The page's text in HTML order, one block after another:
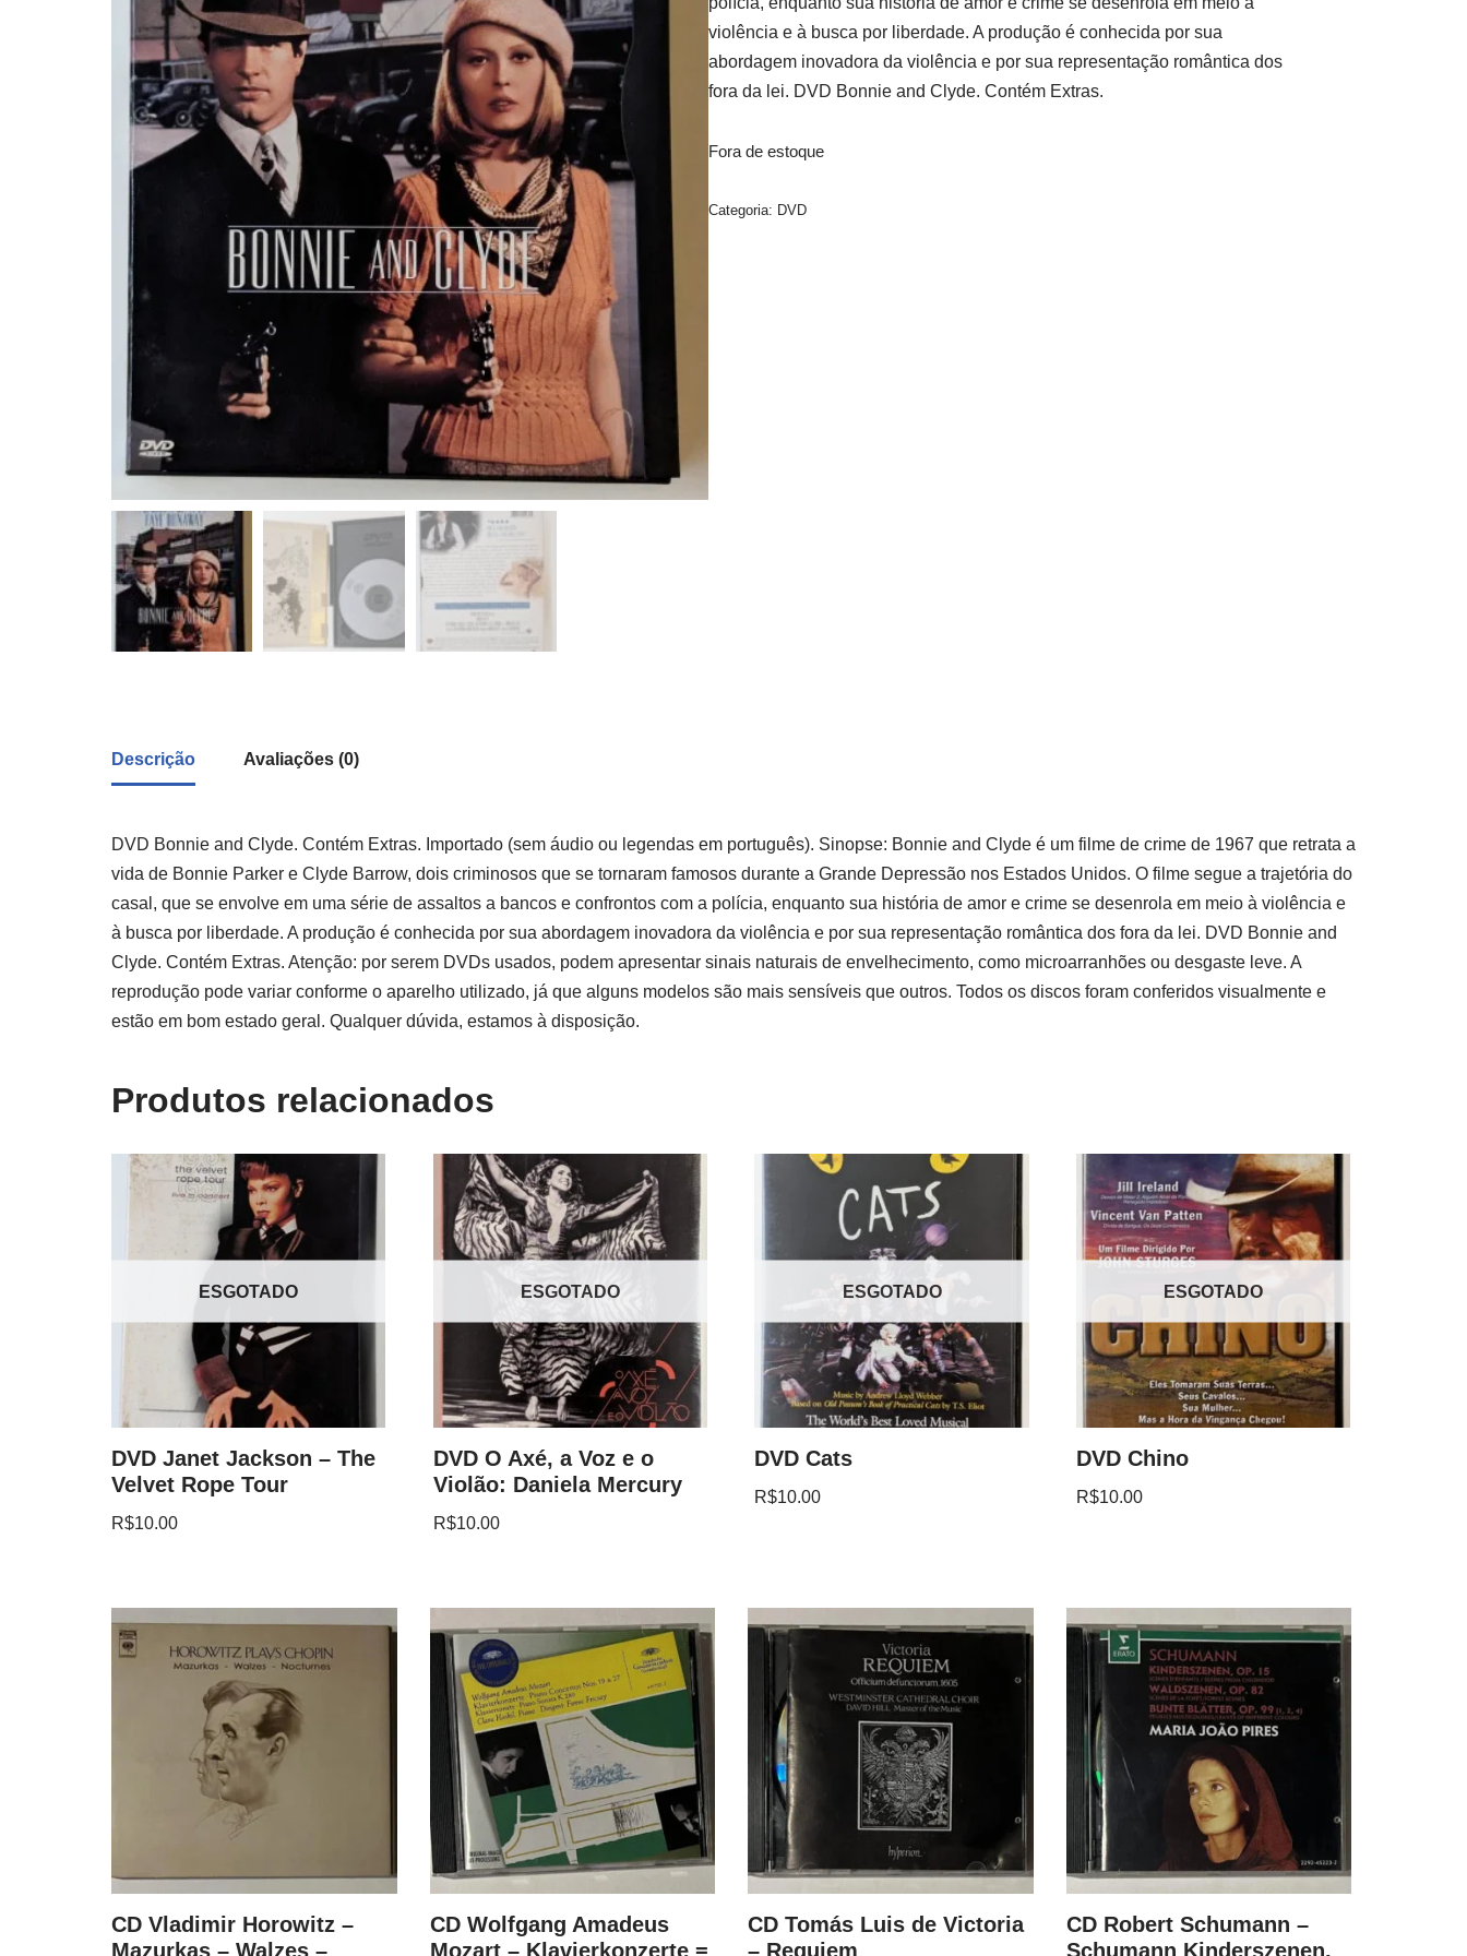
violência e à busca por liberdade. A produção é conhecida por sua
abordagem inovadora da violência e por sua representação romântica dos
fora da lei. DVD Bonnie and Clyde. Contém Extras.
Fora de estoque
Categoria: DVD
Descrição Avaliações (0)
DVD Bonnie and Clyde. Contém Extras. Importado (sem áudio ou legendas em português). Sinopse: Bonnie and Clyde é um filme de crime de 1967 que retrata a
vida de Bonnie Parker e Clyde Barrow, dois criminosos que se tornaram famosos durante a Grande Depressão nos Estados Unidos. O filme segue a trajetória do
casal, que se envolve em uma série de assaltos a bancos e confrontos com a polícia, enquanto sua história de amor e crime se desenrola em meio à violência e
à busca por liberdade. A produção é conhecida por sua abordagem inovadora da violência e por sua representação romântica dos fora da lei. DVD Bonnie and
Clyde. Contém Extras. Atenção: por serem DVDs usados, podem apresentar sinais naturais de envelhecimento, como microarranhões ou desgaste leve. A
reprodução pode variar conforme o aparelho utilizado, já que alguns modelos são mais sensíveis que outros. Todos os discos foram conferidos visualmente e
estão em bom estado geral. Qualquer dúvida, estamos à disposição.
Produtos relacionados
ESGOTADO
DVD Janet Jackson – The
Velvet Rope Tour
R$10.00
ESGOTADO
DVD O Axé, a Voz e o
Violão: Daniela Mercury
R$10.00
ESGOTADO
DVD Cats
R$10.00
ESGOTADO
DVD Chino
R$10.00
CD Vladimir Horowitz –
Mazurkas – Walzes –
CD Wolfgang Amadeus
Mozart – Klavierkonzerte =
CD Tomás Luis de Victoria
– Requiem
CD Robert Schumann –
Schumann Kinderszenen,